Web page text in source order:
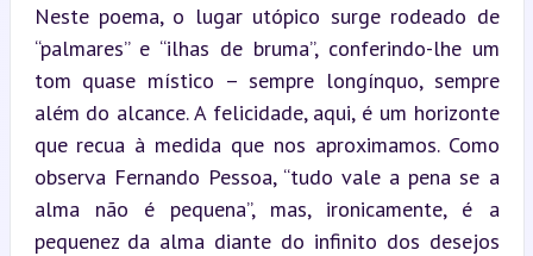
Neste poema, o lugar utópico surge rodeado de
“palmares” e “ilhas de bruma”, conferindo-lhe um
tom quase místico – sempre longínquo, sempre
além do alcance. A felicidade, aqui, é um horizonte
que recua à medida que nos aproximamos. Como
observa Fernando Pessoa, “tudo vale a pena se a
alma não é pequena”, mas, ironicamente, é a
pequenez da alma diante do infinito dos desejos